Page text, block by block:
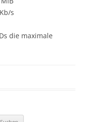
Kb/s
die maximale